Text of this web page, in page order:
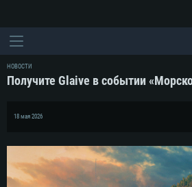
НОВОСТИ
Получите Glaive в событии
18 мая 2026